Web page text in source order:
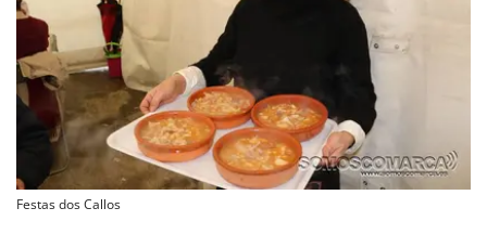
Festas dos Callos